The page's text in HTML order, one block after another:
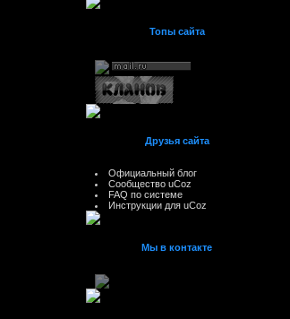
Топы сайта
Друзья сайта
Официальный блог
Сообщество uCoz
FAQ по системе
Инструкции для uCoz
Мы в контакте